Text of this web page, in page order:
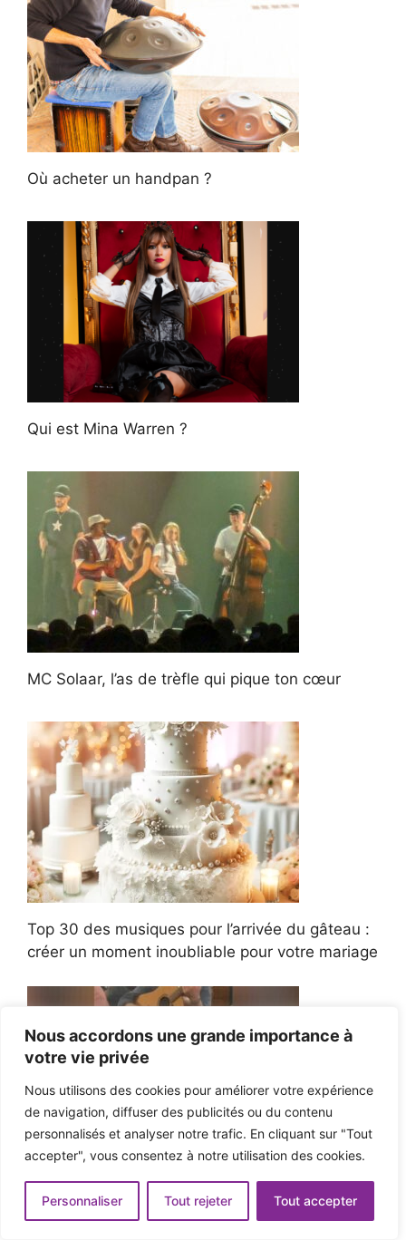
Nous accordons une grande importance à
votre vie privée
Nous utilisons des cookies pour améliorer votre expérience
de navigation, diffuser des publicités ou du contenu
personnalisés et analyser notre trafic. En cliquant sur "Tout
accepter", vous consentez à notre utilisation des cookies.
Personnaliser Tout rejeter Tout accepter
Où acheter un handpan ?
Qui est Mina Warren ?
MC Solaar, l’as de trèfle qui pique ton cœur
Top 30 des musiques pour l’arrivée du gâteau :
créer un moment inoubliable pour votre mariage
La performance finale de Glen Hansard filmée
quelques heures avant sa mort
Syd et Steve Lacy, des internautes, se
délectent d'une romance désordonnée : NPR